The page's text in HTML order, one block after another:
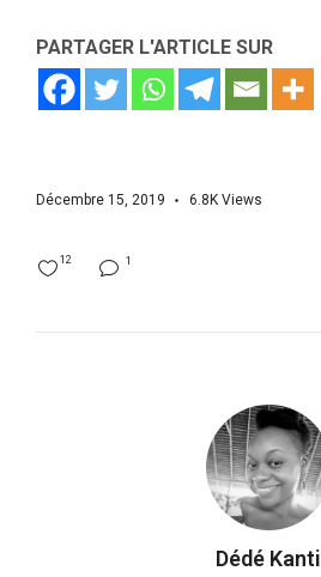
PARTAGER L'ARTICLE SUR
Décembre 15, 2019 6.8K Views
1
12
Dédé Kanti